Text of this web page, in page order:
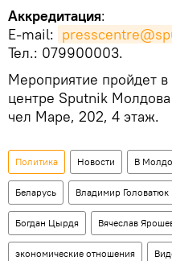
Аккредитация:
E-mail:
Тел.: 079900003.
Мероприятие пройдет
центре Sputnik
чел Маре, 202, 4 этаж.
Политика Новости В
Беларусь Владимир Головатюк
Богдан Цырдя Вячеслав
экономические отношения